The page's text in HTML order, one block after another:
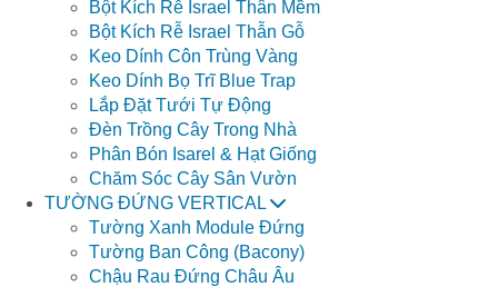
Bột Kích Rễ Israel Thân Mềm
Bột Kích Rễ Israel Thẫn Gỗ
Keo Dính Côn Trùng Vàng
Keo Dính Bọ Trĩ Blue Trap
Lắp Đặt Tưới Tự Động
Đèn Trồng Cây Trong Nhà
Phân Bón Isarel & Hạt Giống
Chăm Sóc Cây Sân Vườn
TƯỜNG ĐỨNG VERTICAL
Tường Xanh Module Đứng
Tường Ban Công (Bacony)
Chậu Rau Đứng Châu Âu